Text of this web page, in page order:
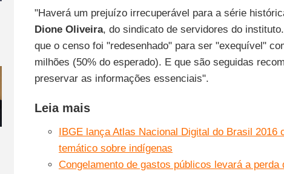
"Haverá um prejuízo irrecuperável para a série
Dione Oliveira, do sindicato de servidores do
que o censo foi "redesenhado" para ser "exequível"
milhões (50% do esperado). E que são seguidas
preservar as informações essenciais".
Leia mais
IBGE lança Atlas Nacional Digital do Brasil 2016
temático sobre indígenas
Congelamento de gastos públicos levará a perda